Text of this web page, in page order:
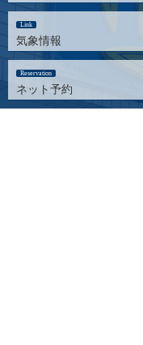
Link
気象情報
Reservation
ネット予約